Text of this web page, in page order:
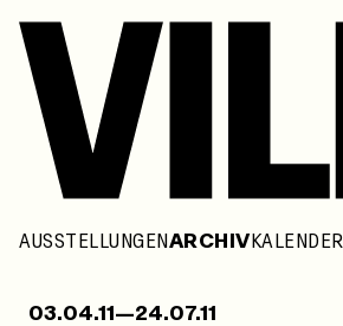
AUSSTELLUNGENARCHIVKALENDER
03.04.11—24.07.11